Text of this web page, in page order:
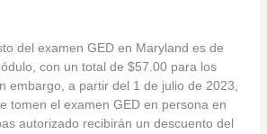
del examen GED en Maryland es de
con un total de $57.00 para los
embargo, a partir del 1 de julio de 2023,
tomen el examen GED en persona en
autorizado recibirán un descuento del